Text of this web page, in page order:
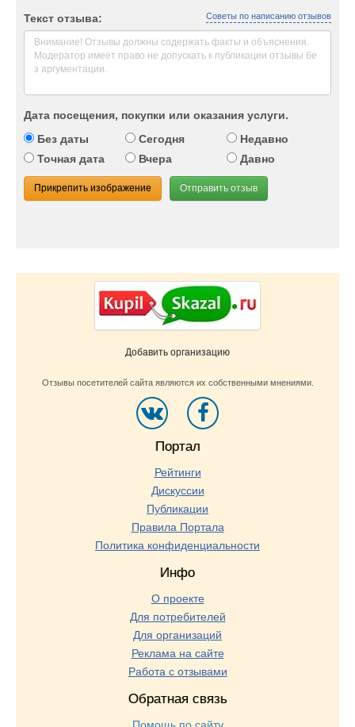
Текст отзыва: Советы по написанию отзывов
Дата посещения, покупки или оказания услуги.
Без даты
Сегодня
Недавно
Точная дата
Вчера Давно
Прикрепить изображение Отправить отзыв
Добавить организацию
Отзывы посетителей сайта являются их собственными мнениями.
Портал
Рейтинги
Дискуссии
Публикации
Правила Портала
Политика конфиденциальности
Инфо
О проекте
Для потребителей
Для организаций
Реклама на сайте
Работа с отзывами
Обратная связь